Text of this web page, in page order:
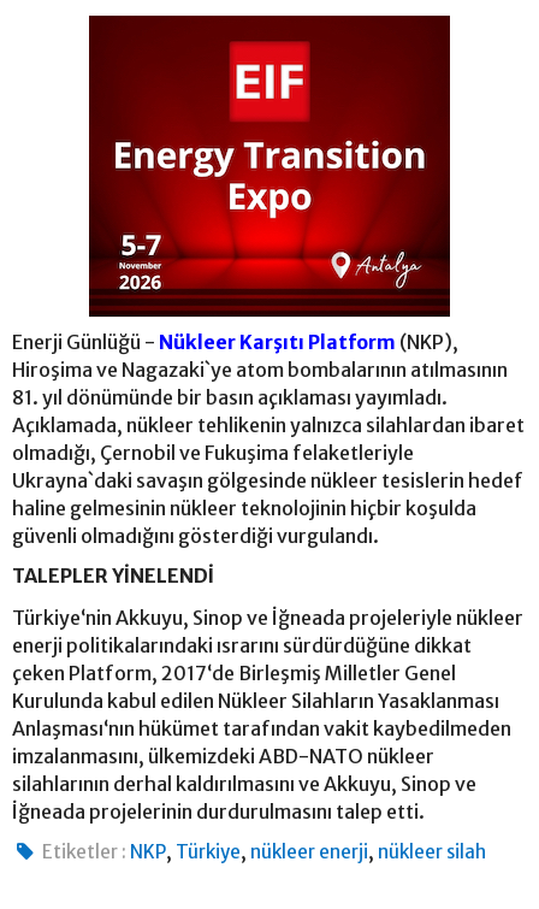
Enerji Günlüğü - Nükleer Karşıtı Platform (NKP),
Hiroşima ve Nagazaki`ye atom bombalarının atılmasının
81. yıl dönümünde bir basın açıklaması yayımladı.
Açıklamada, nükleer tehlikenin yalnızca silahlardan ibaret
olmadığı, Çernobil ve Fukuşima felaketleriyle
Ukrayna`daki savaşın gölgesinde nükleer tesislerin hedef
haline gelmesinin nükleer teknolojinin hiçbir koşulda
güvenli olmadığını gösterdiği vurgulandı.
TALEPLER YİNELENDİ
Türkiye‘nin Akkuyu, Sinop ve İğneada projeleriyle nükleer
enerji politikalarındaki ısrarını sürdürdüğüne dikkat
çeken Platform, 2017‘de Birleşmiş Milletler Genel
Kurulunda kabul edilen Nükleer Silahların Yasaklanması
Anlaşması‘nın hükümet tarafından vakit kaybedilmeden
imzalanmasını, ülkemizdeki ABD-NATO nükleer
silahlarının derhal kaldırılmasını ve Akkuyu, Sinop ve
İğneada projelerinin durdurulmasını talep etti.
Etiketler : NKP, Türkiye, nükleer enerji, nükleer silah